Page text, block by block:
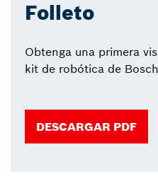
Folleto
Obtenga una primera
kit de robótica de
DESCARGAR PDF